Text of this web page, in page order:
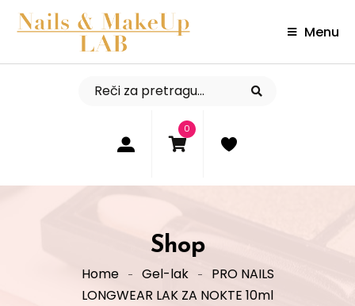
Menu
0
Shop
Home Gel-lak
PRO NAILS
LONGWEAR LAK ZA NOKTE 10ml